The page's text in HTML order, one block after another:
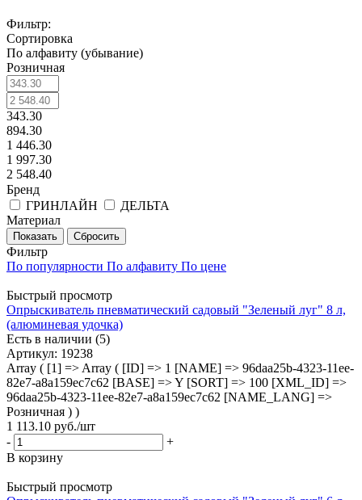
Фильтр:
Сортировка
По алфавиту (убывание)
Розничная
343.30
894.30
1 446.30
1 997.30
2 548.40
Бренд
ГРИНЛАЙН
ДЕЛЬТА
Материал
Показать Сбросить
Фильтр
По популярности По алфавиту По цене
Быстрый просмотр
Опрыскиватель пневматический садовый "Зеленый луг" 8 л,
(алюминевая удочка)
Есть в наличии (5)
Артикул: 19238
Array ( [1] => Array ( [ID] => 1 [NAME] => 96daa25b-4323-11ee-
82e7-a8a159ec7c62 [BASE] => Y [SORT] => 100 [XML_ID] =>
96daa25b-4323-11ee-82e7-a8a159ec7c62 [NAME_LANG] =>
Розничная ) )
1 113.10 руб./шт
-
+
В корзину
Быстрый просмотр